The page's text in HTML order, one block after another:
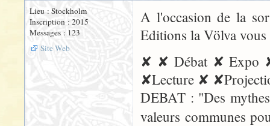
Lieu : Stockholm
Inscription : 2015
Messages : 123
Site Web
A l'occasion de la
Editions la Völva
✘ ✘ Débat ✘ Expo
✘Lecture ✘
DEBAT : "Des
valeurs communes